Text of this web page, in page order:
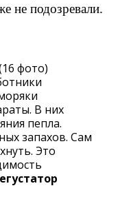
не подозревали.
В них
пепла.
запахов. Сам
Это